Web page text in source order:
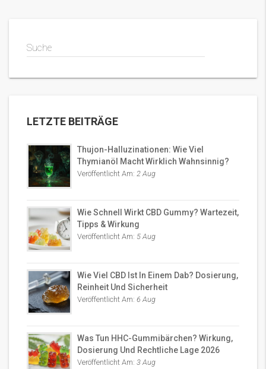
Suche
LETZTE BEITRÄGE
Thujon-Halluzinationen: Wie Viel
Thymianöl Macht Wirklich Wahnsinnig?
Veröffentlicht Am: 2 Aug
Wie Schnell Wirkt CBD Gummy? Wartezeit,
Tipps & Wirkung
Veröffentlicht Am: 5 Aug
Wie Viel CBD Ist In Einem Dab? Dosierung,
Reinheit Und Sicherheit
Veröffentlicht Am: 6 Aug
Was Tun HHC-Gummibärchen? Wirkung,
Dosierung Und Rechtliche Lage 2026
Veröffentlicht Am: 3 Aug